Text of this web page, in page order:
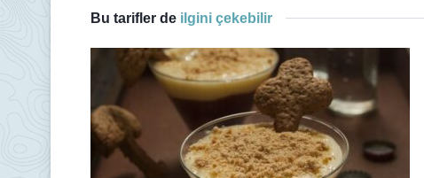
Bu tarifler de ilgini çekebilir